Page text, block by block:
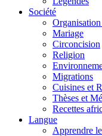
Société
Mariage
Circoncision
Religion
Migrations
Cuisines et
Thèses et
Recettes
Langue
Apprendre